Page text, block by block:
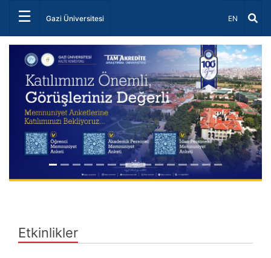
☰ Gazi Üniversitesi Dil Seçiniz
EN
Önceki
Etkinlikler